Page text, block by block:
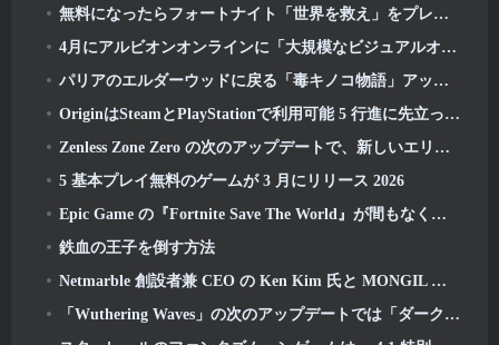
無料になったらフォートナイト「世界を救え」をプレイする価値はありますか?
4月にアルビオンオンラインに「大規模なビジュアルオーバーホール」が登場
パリアのエルダーウッドに戻る「毒キノコ物語」アップデート
OriginはSteamとPlayStationで利用可能 5 行進に先立って 23 打ち上げ
Zenless Zone Zero の次のアップデートで、新しいエリドゥのホロウ チャンピオン コンペティションで栄光を競い合いましょう
5 基本プレイ無料のゲームが 3 月にリリース 2026
Epic Game の『Fortnite Save The World』が間もなく無料プレイになる
鉄血の王子を倒す方法
Netmarble 創設者兼 CEO の Ken Kim 氏と MONGIL について語る: スターダイブ
「Wuthering Waves」の次のアップデートでは「ダークサイド」への旅が始まります